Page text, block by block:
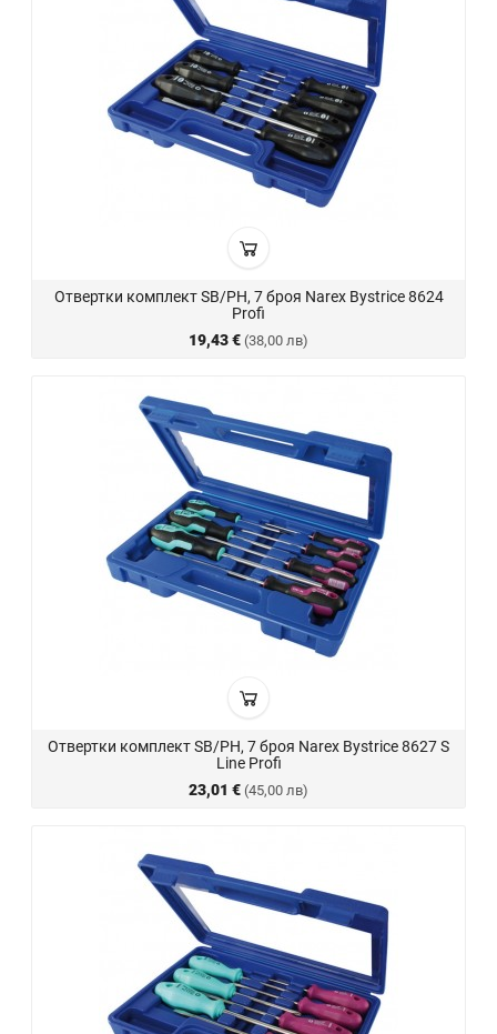
Отвертки комплект SB/PH, 7 броя Narex Bystrice 8624
Profi
19,43 € (38,00 лв)
Отвертки комплект SB/PH, 7 броя Narex Bystrice 8627 S
Line Profi
23,01 € (45,00 лв)